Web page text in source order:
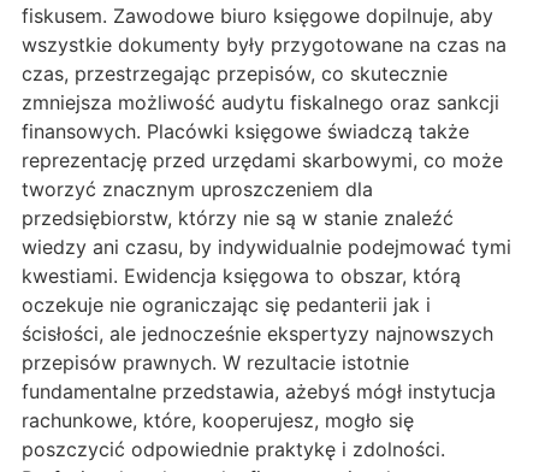
fiskusem. Zawodowe biuro księgowe dopilnuje, aby
wszystkie dokumenty były przygotowane na czas na
czas, przestrzegając przepisów, co skutecznie
zmniejsza możliwość audytu fiskalnego oraz sankcji
finansowych. Placówki księgowe świadczą także
reprezentację przed urzędami skarbowymi, co może
tworzyć znacznym uproszczeniem dla
przedsiębiorstw, którzy nie są w stanie znaleźć
wiedzy ani czasu, by indywidualnie podejmować tymi
kwestiami. Ewidencja księgowa to obszar, którą
oczekuje nie ograniczając się pedanterii jak i
ścisłości, ale jednocześnie ekspertyzy najnowszych
przepisów prawnych. W rezultacie istotnie
fundamentalne przedstawia, ażebyś mógł instytucja
rachunkowe, które, kooperujesz, mogło się
poszczycić odpowiednie praktykę i zdolności.